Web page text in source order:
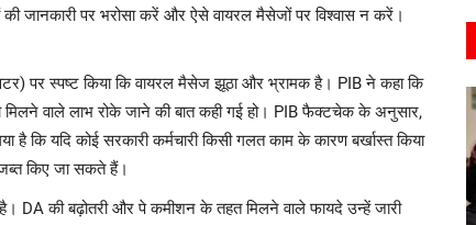
जानकारी पर भरोसा करें और ऐसे वायरल मैसेजों पर विश्वास न करें।
पर स्पष्ट किया कि वायरल मैसेज झूठा और भ्रामक है। PIB ने कहा कि
मिलने वाले लाभ रोके जाने की बात कही गई हो। PIB फैक्टचेक के अनुसार,
कि यदि कोई सरकारी कर्मचारी किसी गलत काम के कारण बर्खास्त किया
किए जा सकते हैं।
है। DA की बढ़ोतरी और पे कमीशन के तहत मिलने वाले फायदे उन्हें जारी